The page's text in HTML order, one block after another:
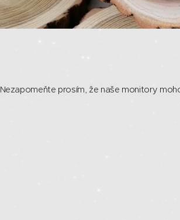
Nezapomeňte prosím, že naše monitory